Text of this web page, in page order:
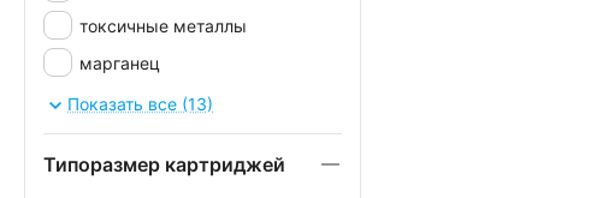
токсичные металлы
марганец
пестициды
нефтепродукты
метил-трет-бутиловый эфир
Показать все (13)
Типоразмер картриджей